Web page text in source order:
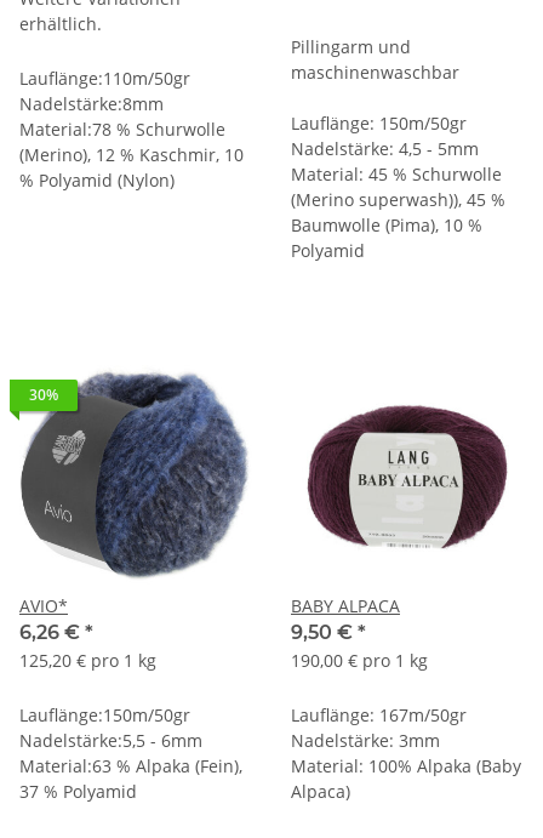
erhältlich.
Lauflänge:110m/50gr
Nadelstärke:8mm
Material:78 % Schurwolle
(Merino), 12 % Kaschmir, 10
% Polyamid (Nylon)
Pillingarm und
maschinenwaschbar
Lauflänge: 150m/50gr
Nadelstärke: 4,5 - 5mm
Material: 45 % Schurwolle
(Merino superwash)), 45 %
Baumwolle (Pima), 10 %
Polyamid
30%
AVIO*
6,26 € *
125,20 € pro 1 kg
Lauflänge:150m/50gr
Nadelstärke:5,5 - 6mm
Material:63 % Alpaka (Fein),
37 % Polyamid
BABY ALPACA
9,50 € *
190,00 € pro 1 kg
Lauflänge: 167m/50gr
Nadelstärke: 3mm
Material: 100% Alpaka (Baby
Alpaca)